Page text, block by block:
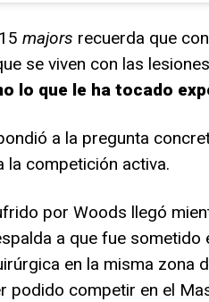
majors recuerda que
se viven con las
lo que le ha tocado
a la pregunta
la competición activa.
por Woods llegó
a que fue
en la misma zona
podido competir en el